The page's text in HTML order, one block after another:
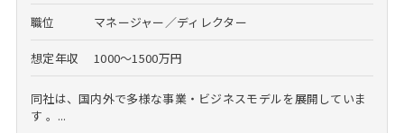
職位 マネージャー／ディレクター
想定年収 1000～1500万円
同社は、国内外で多様な事業・ビジネスモデルを展開していま
す 。...